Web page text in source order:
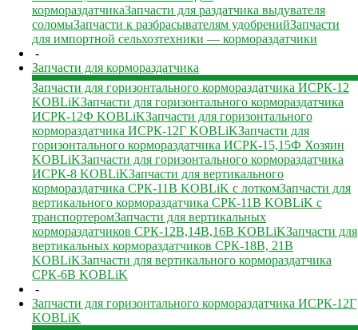
кормораздатчикаЗапчасти для раздатчика выдувателя
соломыЗапчасти к разбрасывателям удобренийЗапчасти
для импортной сельхозтехники — кормораздатчики
-
Запчасти для кормораздатчика
Запчасти для горизонтального кормораздатчика ИСРК-12
KOBLiKЗапчасти для горизонтального кормораздатчика
ИСРК-12Ф KOBLiKЗапчасти для горизонтального
кормораздатчика ИСРК-12Г KOBLiKЗапчасти для
горизонтального кормораздатчика ИСРК-15,15Ф Хозяин
KOBLiKЗапчасти для горизонтального кормораздатчика
ИСРК-8 KOBLiKЗапчасти для вертикального
кормораздатчика СРК-11В KOBLiK с лоткомЗапчасти для
вертикального кормораздатчика СРК-11В KOBLiK с
транспортеромЗапчасти для вертикальных
кормораздатчиков СРК-12В,14В,16В KOBLiKЗапчасти для
вертикальных кормораздатчиков СРК-18В, 21В
KOBLiKЗапчасти для вертикального кормораздатчика
СРК-6В KOBLiK
-
Запчасти для горизонтального кормораздатчика ИСРК-12Г
KOBLiK